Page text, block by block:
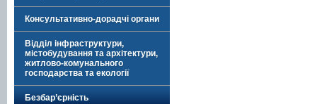
Консультативно-дорадчі органи
Відділ інфраструктури,
містобудування та архітектури,
житлово-комунального
господарства та екології
Безбар’єрність